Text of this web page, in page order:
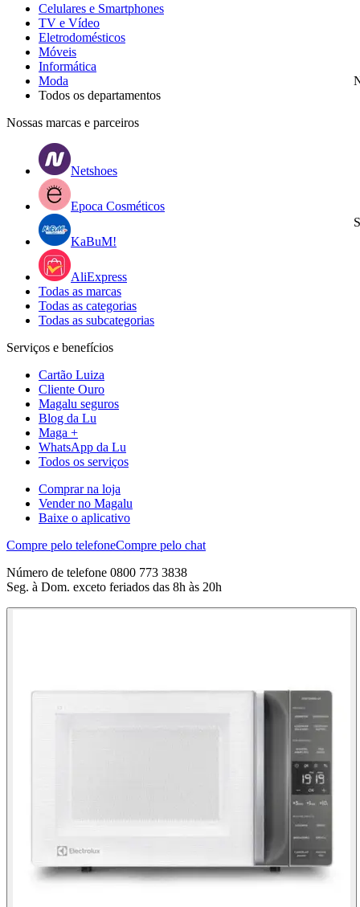
Celulares e Smartphones
TV e Vídeo
Eletrodomésticos
Móveis
Informática
Moda
Todos os departamentos
Nossas marcas e parceiros
Netshoes
Epoca Cosméticos
KaBuM!
AliExpress
Todas as marcas
Todas as categorias
Todas as subcategorias
Serviços e benefícios
Cartão Luiza
Cliente Ouro
Magalu seguros
Blog da Lu
Maga +
WhatsApp da Lu
Todos os serviços
Comprar na loja
Vender no Magalu
Baixe o aplicativo
Compre pelo telefoneCompre pelo chat
Número de telefone 0800 773 3838
Seg. à Dom. exceto feriados das 8h às 20h